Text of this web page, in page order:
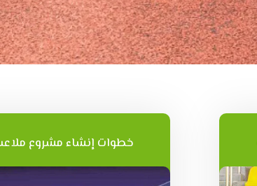
خطوات إنشاء مشروع